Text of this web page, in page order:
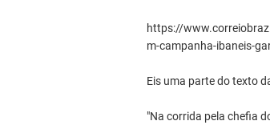
https://
m-campanha-ibaneis-
Eis uma parte do texto
"Na corrida pela chefia